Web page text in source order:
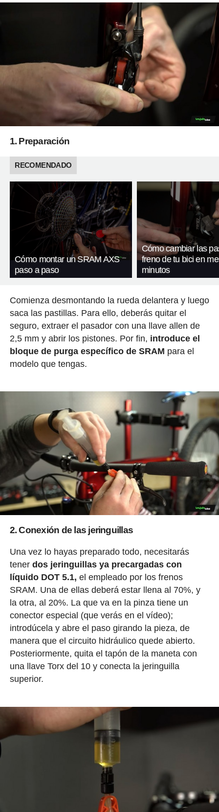
1. Preparación
RECOMENDADO
Cómo montar un SRAM AXS
paso a paso
Cómo cambiar las
freno de tu bici en
minutos
Comienza desmontando la rueda delantera y luego
saca las pastillas. Para ello, deberás quitar el
seguro, extraer el pasador con una llave allen de
2,5 mm y abrir los pistones. Por fin, introduce el
bloque de purga específico de SRAM para el
modelo que tengas.
2. Conexión de las jeringuillas
Una vez lo hayas preparado todo, necesitarás
tener dos jeringuillas ya precargadas con
líquido DOT 5.1, el empleado por los frenos
SRAM. Una de ellas deberá estar llena al 70%, y
la otra, al 20%. La que va en la pinza tiene un
conector especial (que verás en el vídeo);
introdúcela y abre el paso girando la pieza, de
manera que el circuito hidráulico quede abierto.
Posteriormente, quita el tapón de la maneta con
una llave Torx del 10 y conecta la jeringuilla
superior.